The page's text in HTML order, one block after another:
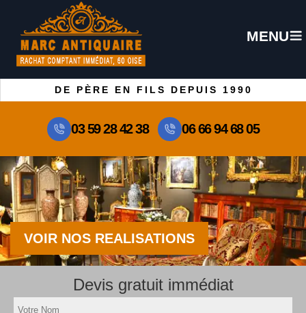
MENU
DE PÈRE EN FILS DEPUIS 1990
03 59 28 42 38 06 66 94 68 05
VOIR NOS REALISATIONS
Devis gratuit immédiat